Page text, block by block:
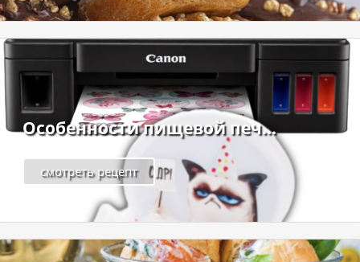
Особенности пищевой печ...
смотреть рецепт